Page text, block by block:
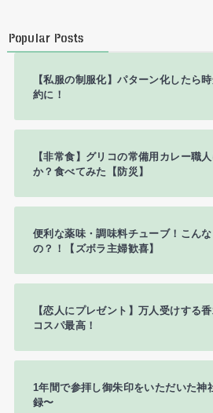
Popular Posts
【私服の制服化】パターン化したら
約に！
【非常食】グリコの常備用カレー職
か？食べてみた【防災】
便利な薬味・調味料チューブ！こん
の？！【ズボラ主婦歓喜】
【恋人にプレゼント】万人受けする
コスパ最高！
1年間で参拝し御朱印をいただいた神
録〜